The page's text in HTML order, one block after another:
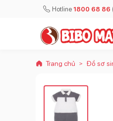
Hotline 1800 68 86
Trang chủ > Đồ sơ